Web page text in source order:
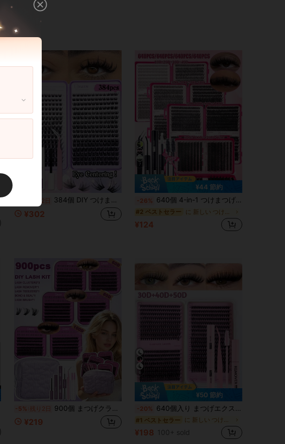
4.4K
残り2日 384個 DIY つけまつげクラスターセット、接着剤とリムーバー、ピンセット付き、軽量で再利用可能、大容量シングルラッシュセット、ソフトでナチュラル、3Dアイメイクが作れる、自宅DIY、旅行、日常通勤、パーティー、ウェディングブライダルメイクなどに適しています
¥302
7
¥44 節約
-26% 640個 4-in-1 つけまつげセット、グルー、ピンセット、ラッシュブラシ付き、DIY様々なアイメイク、持ち運び可能なセグメントまつげクラスター、デイリー/カートゥーン/コスプレ/クラシック/キャットアイ/フォクシーアイ/ソフトガール/ライト&ヘビーアイメイク用、美的
#2 ベストセラー
¥124
-5% 残り2日 900個 まつげクラスター まつげエクステンションキット、ギフトボックス、ミックス個別まつげキット、まつげボンドとシール、リムーバー、まつげツイーザー、ブラシ、さまざまな目の形にフィット、初心者向け、大容量シングルつけまつげセット
¥219
6
¥50 節約
-20% 640個入り まつげエクステンションキット、30D+40D+50D まつげクラスター、D-8-16MIX まつげクラスター、まつげグルー、シーラント、リムーバー、DIYまつげエクステンション
#1 ベストセラー に 新しい つけまつげと接着剤キット
¥198 100+ sold